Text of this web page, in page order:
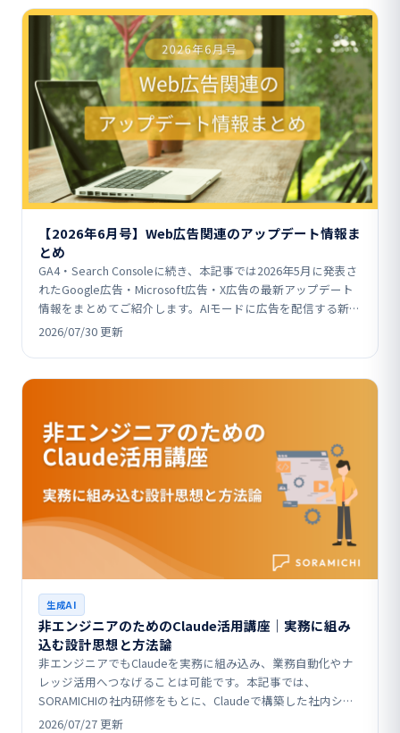
【2026年6月号】Web広告関連のアップデート情報ま
とめ
GA4・Search Consoleに続き、本記事では2026年5月に発表さ
れたGoogle広告・Microsoft広告・X広告の最新アップデート
情報をまとめてご紹介します。AIモードに広告を配信する新フ
ォーマットの追加…
2026/07/30 更新
生成AI
非エンジニアのためのClaude活用講座｜実務に組み
込む設計思想と方法論
非エンジニアでもClaudeを実務に組み込み、業務自動化やナ
レッジ活用へつなげることは可能です。本記事では、
SORAMICHIの社内研修をもとに、Claudeで構築した社内シス
テム事例や、MCP（コネクタ）・スキル・コン…
2026/07/27 更新